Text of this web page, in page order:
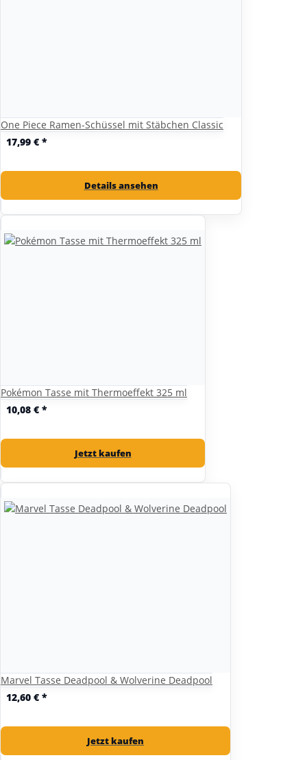
One Piece Ramen-Schüssel mit Stäbchen Classic
17,99 € *
Details ansehen
Pokémon Tasse mit Thermoeffekt 325 ml
10,08 € *
Jetzt kaufen
Marvel Tasse Deadpool & Wolverine Deadpool
12,60 € *
Jetzt kaufen